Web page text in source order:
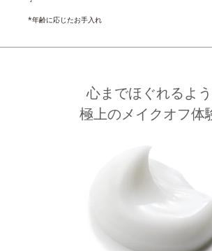
*年齢に応じたお手入れ
心までほぐれるよ
極上のメイクオフ体